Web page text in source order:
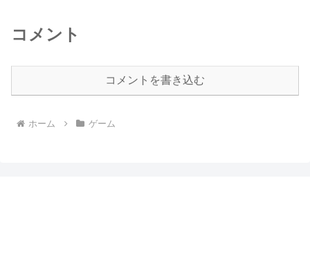
コメント
コメントを書き込む
ホーム ゲーム